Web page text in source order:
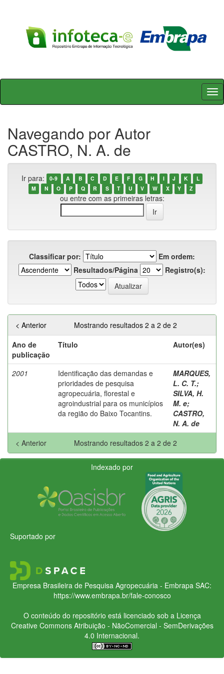
Skip
Navegando por Autor
CASTRO, N. A. de
Ir para: 0-9 A B C D E F G H I J K
L
M
N O P Q R S T U V W X Y Z
ou entre com as primeiras letras:
Classificar por:
Em ordem:
Resultados/Página
Registro(s):
Mostrando resultados 2 a 2 de 2
< Anterior
Ano de
publicação
Título Autor(es)
2001
Identificação das demandas e
prioridades de pesquisa
agropecuária, florestal e
agroindustrial para os municípios
da região do Baixo Tocantins.
MARQUES,
L. C. T.;
SILVA, H.
M. e;
CASTRO,
N. A. de
Mostrando resultados 2 a 2 de 2
< Anterior
Indexado por
Suportado por
Empresa Brasileira de Pesquisa Agropecuária - Embrapa SAC:
https://www.embrapa.br/fale-conosco
O conteúdo do repositório está licenciado sob a Licença
Creative CommonsAtribuição - NãoComercial - SemDerivações
4.0 Internacional.